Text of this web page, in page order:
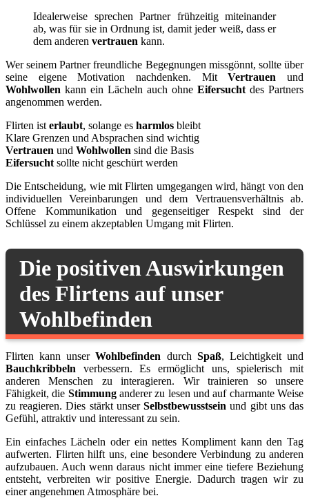
Idealerweise sprechen Partner frühzeitig miteinander
ab, was für sie in Ordnung ist, damit jeder weiß, dass er
dem anderen vertrauen kann.
Wer seinem Partner freundliche Begegnungen missgönnt, sollte über
seine eigene Motivation nachdenken. MitVertrauen und
Wohlwollen kann ein Lächeln auch ohne Eifersucht des Partners
angenommen werden.
Flirten ist erlaubt, solange es harmlos bleibt
Klare Grenzen und Absprachen sind wichtig
Vertrauen und Wohlwollen sind die Basis
Eifersucht sollte nicht geschürt werden
Die Entscheidung, wie mit Flirten umgegangen wird, hängt von den
individuellen Vereinbarungen und dem Vertrauensverhältnis ab.
Offene Kommunikation und gegenseitiger Respekt sind der
Schlüssel zu einem akzeptablen Umgang mit Flirten.
Die positiven Auswirkungen
des Flirtens auf unser
Wohlbefinden
Flirten kann unserWohlbefinden durch Spaß, Leichtigkeit und
Bauchkribbeln verbessern. Es ermöglicht uns, spielerisch mit
anderen Menschen zu interagieren. Wir trainieren so unsere
Fähigkeit, die Stimmunganderer zu lesen und auf charmante Weise
zu reagieren. Dies stärkt unserSelbstbewusstsein und gibt uns das
Gefühl, attraktiv und interessant zu sein.
Ein einfaches Lächeln oder ein nettes Kompliment kann den Tag
aufwerten. Flirten hilft uns, eine besondere Verbindung zu anderen
aufzubauen. Auch wenn daraus nicht immer eine tiefere Beziehung
entsteht, verbreiten wir positive Energie. Dadurch tragen wir zu
einer angenehmen Atmosphäre bei.